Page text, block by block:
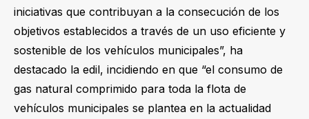
iniciativas que contribuyan a la consecución de los
objetivos establecidos a través de un uso eficiente y
sostenible de los vehículos municipales”, ha
destacado la edil, incidiendo en que “el consumo de
gas natural comprimido para toda la flota de
vehículos municipales se plantea en la actualidad